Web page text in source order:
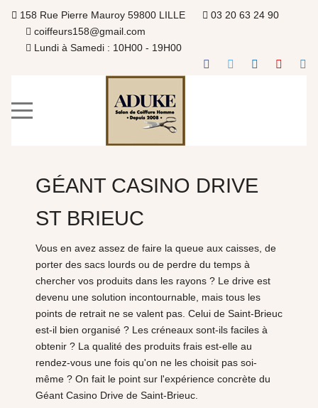
158 Rue Pierre Mauroy 59800 LILLE
03 20 63 24 90
coiffeurs158@gmail.com
Lundi à Samedi : 10H00 - 19H00
GÉANT CASINO DRIVE
ST BRIEUC
Vous en avez assez de faire la queue aux caisses, de
porter des sacs lourds ou de perdre du temps à
chercher vos produits dans les rayons ? Le drive est
devenu une solution incontournable, mais tous les
points de retrait ne se valent pas. Celui de Saint-Brieuc
est-il bien organisé ? Les créneaux sont-ils faciles à
obtenir ? La qualité des produits frais est-elle au
rendez-vous une fois qu'on ne les choisit pas soi-
même ? On fait le point sur l'expérience concrète du
Géant Casino Drive de Saint-Brieuc.